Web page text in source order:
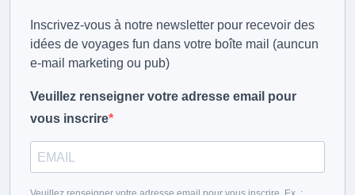
Inscrivez-vous à notre newsletter pour recevoir des
idées de voyages fun dans votre boîte mail (auncun
e-mail marketing ou pub)
Veuillez renseigner votre adresse email pour
vous inscrire